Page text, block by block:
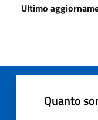
Ultimo
Quanto